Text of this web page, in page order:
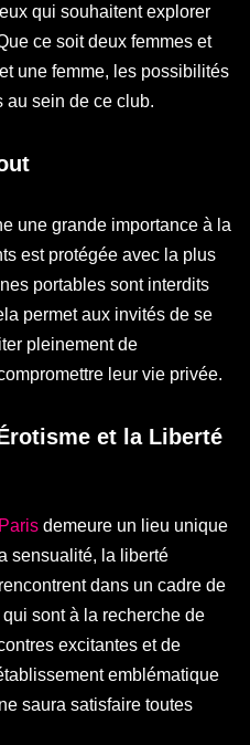
qui souhaitent explorer
ce soit deux femmes et
une femme, les possibilités
au sein de ce club.
une grande importance à la
est protégée avec la plus
portables sont interdits
permet aux invités de se
pleinement de
leur vie privée.
et la Liberté
demeure un lieu unique
sensualité, la liberté
dans un cadre de
sont à la recherche de
excitantes et de
emblématique
saura satisfaire toutes